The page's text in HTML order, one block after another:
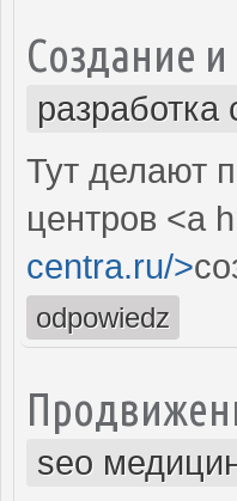
Создание и
Тут делают
центров <a
centra.ru/>
odpowiedz
seo